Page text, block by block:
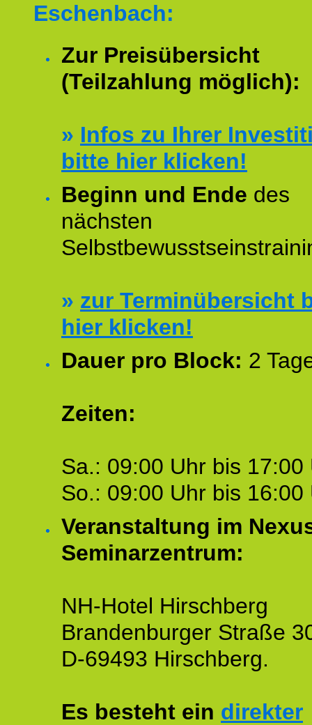
Eschenbach:
Zur Preisübersicht
(Teilzahlung möglich):
» Infos zu Ihrer
bitte hier klicken!
Beginn und Ende des
nächsten
» zur Terminübersicht
hier klicken!
Dauer pro Block: 2
Zeiten:
Sa.: 09:00 Uhr bis 17:00
So.: 09:00 Uhr bis 16:00
Veranstaltung im
Seminarzentrum:
NH-Hotel Hirschberg
Brandenburger Straße
D-69493 Hirschberg.
Es besteht ein direkter